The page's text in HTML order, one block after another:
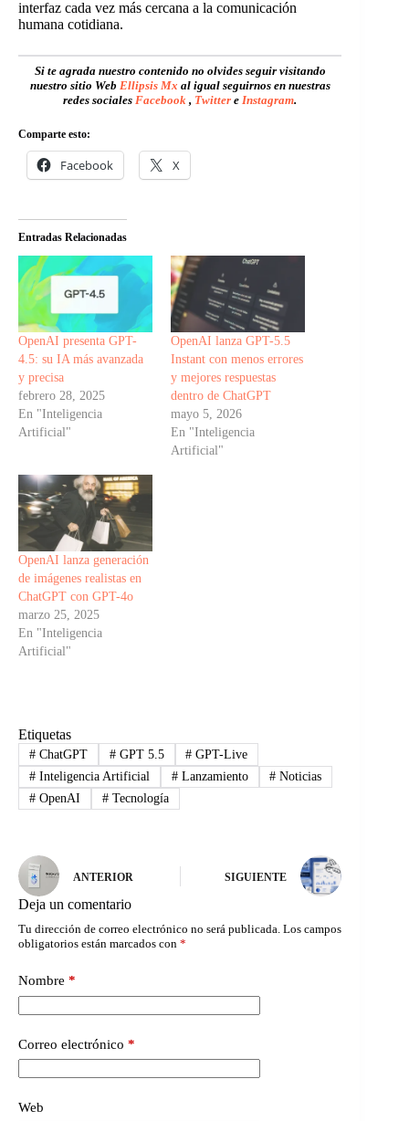
interfaz cada vez más cercana a la comunicación
humana cotidiana.
Si te agrada nuestro contenido no olvides seguir visitando
nuestro sitio Web Ellipsis Mx al igual seguirnos en nuestras
redes sociales Facebook , Twitter e Instagram.
Comparte esto:
Facebook X
Entradas Relacionadas
OpenAI presenta GPT-
4.5: su IA más avanzada
y precisa
febrero 28, 2025
En "Inteligencia
Artificial"
OpenAI lanza GPT-5.5
Instant con menos errores
y mejores respuestas
dentro de ChatGPT
mayo 5, 2026
En "Inteligencia
Artificial"
OpenAI lanza generación
de imágenes realistas en
ChatGPT con GPT-4o
marzo 25, 2025
En "Inteligencia
Artificial"
Etiquetas
#ChatGPT #GPT 5.5 # GPT-Live
#Inteligencia Artificial #Lanzamiento # Noticias
#OpenAI #Tecnología
ANTERIOR SIGUIENTE
Deja un comentario
Tu dirección de correo electrónico no será publicada. Los campos
obligatorios están marcados con *
Nombre *
Correo electrónico *
Web